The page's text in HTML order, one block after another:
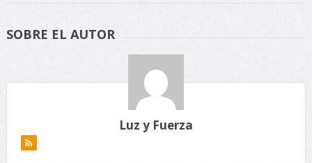
SOBRE EL AUTOR
Luz y Fuerza